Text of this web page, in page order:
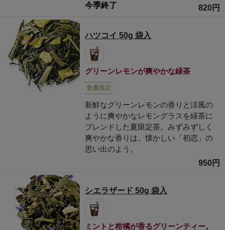
今季終了
820円
ハツコイ 50g 袋入
グリーンレモンが爽やかな緑茶
数量限定
新鮮なグリーンレモンの香りと涼風の
ように爽やかなレモングラスを緑茶に
ブレンドした夏限定茶。みずみずしく
爽やかな香りは、懐かしい「初恋」の
思い出のよう。
950円
シエラザード 50g 袋入
ミントと柑橘が香るグリーンティー。